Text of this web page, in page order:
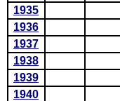
1935
1936
1937
1938
1939
1940